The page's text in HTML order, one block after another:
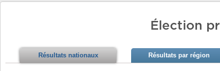
Élection
Résultats nationaux Résultats par région